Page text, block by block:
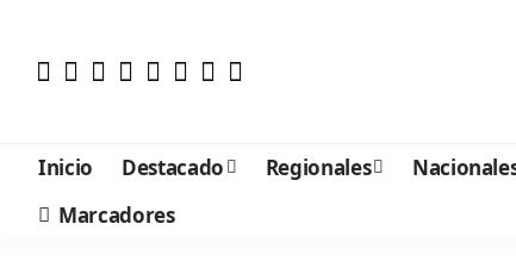
Inicio Destacado Regionales
Marcadores